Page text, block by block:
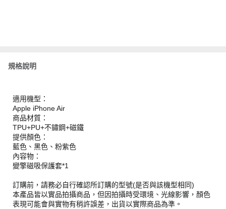
規格說明
適用機型：
Apple iPhone Air
商品材質：
TPU+PU+不鏽鋼+磁鐵
提供顏色：
藍色、黑色、粉紫色
內容物：
變擎磁吸保護套*1
訂購前，請務必自行確認所訂購的型號(是否與該機型相同)
本產品皆以實品拍攝商品，但因拍攝時受環境、光線影響，顏色
表現可能會與實物有稍許誤差，出貨以實際商品為準。